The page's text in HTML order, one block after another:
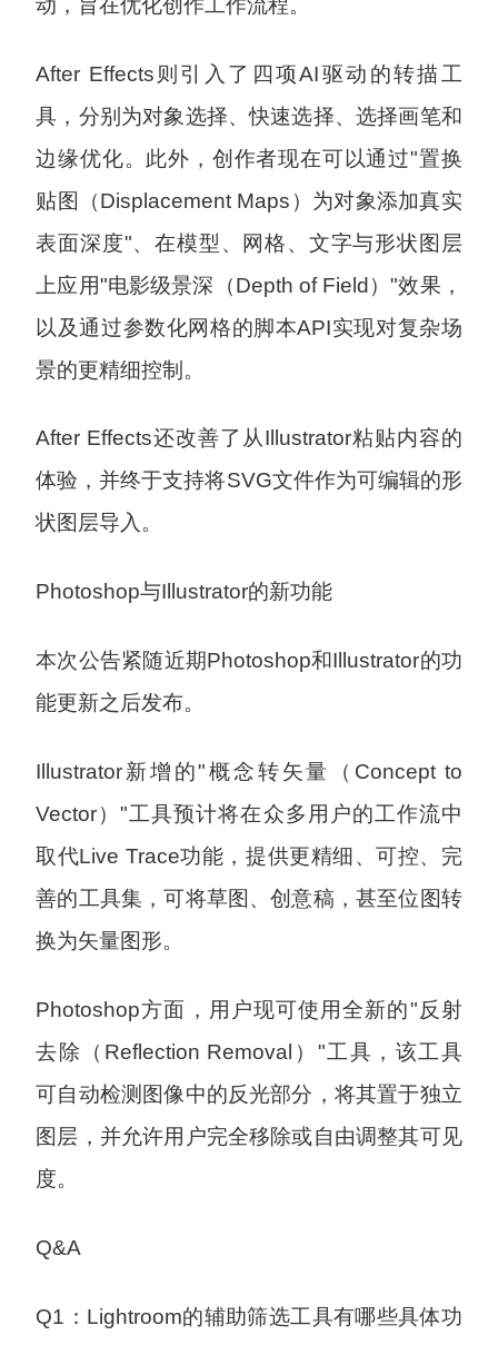
After Effects则引入了四项AI驱动的转描工
具，分别为对象选择、快速选择、选择画笔和
边缘优化。此外，创作者现在可以通过"置换
贴图（Displacement Maps）为对象添加真实
表面深度"、在模型、网格、文字与形状图层
上应用"电影级景深（Depth of Field）"效果，
以及通过参数化网格的脚本API实现对复杂场
景的更精细控制。
After Effects还改善了从Illustrator粘贴内容的
体验，并终于支持将SVG文件作为可编辑的形
状图层导入。
Photoshop与Illustrator的新功能
本次公告紧随近期Photoshop和Illustrator的功
能更新之后发布。
Illustrator新增的"概念转矢量（Concept to
Vector）"工具预计将在众多用户的工作流中
取代Live Trace功能，提供更精细、可控、完
善的工具集，可将草图、创意稿，甚至位图转
换为矢量图形。
Photoshop方面，用户现可使用全新的"反射
去除（Reflection Removal）"工具，该工具
可自动检测图像中的反光部分，将其置于独立
图层，并允许用户完全移除或自由调整其可见
度。
Q&A
Q1：Lightroom的辅助筛选工具有哪些具体功